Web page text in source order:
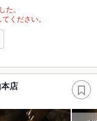
。
ください。
店